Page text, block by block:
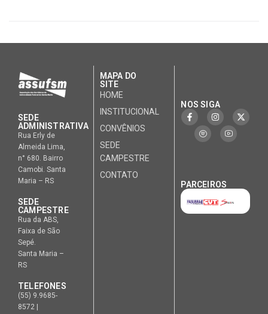
SEDE
ADMINISTRATIVA
Rua Erly de
Almeida Lima,
n° 680. Bairro
Camobi. Santa
Maria – RS
SEDE
CAMPESTRE
Rua da ABS,
Faixa de São
Sepé.
Santa Maria –
RS
TELEFONES
(55) 9.9685-
8572 |
MAPA DO
SITE
HOME
INSTITUCIONAL
CONVÊNIOS
SEDE
CAMPESTRE
CONTATO
NOS SIGA
PARCEIROS